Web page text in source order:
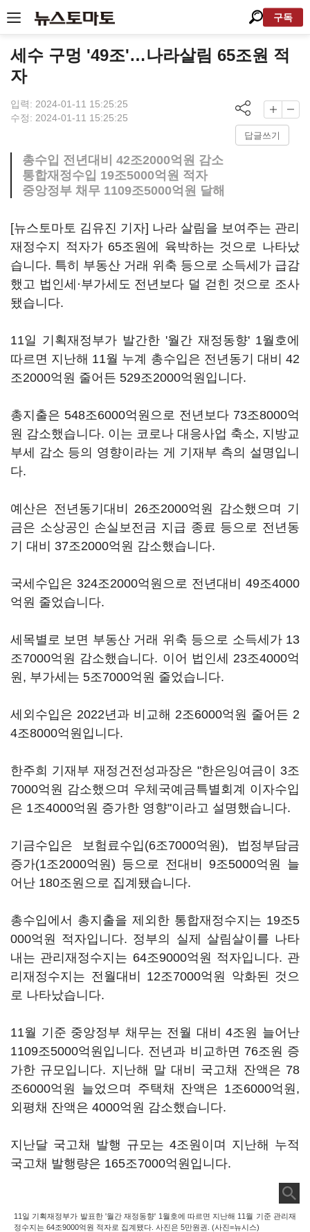
구독
세수 구멍 '49조'…나라살림 65조원 적
자
입력: 2024-01-11 15:25:25
수정: 2024-01-11 15:25:25
답글쓰기
총수입 전년대비 42조2000억원 감소
통합재정수입 19조5000억원 적자
중앙정부 채무 1109조5000억원 달해
[뉴스토마토 김유진 기자] 나라 살림을 보여주는 관리
재정수지 적자가 65조원에 육박하는 것으로 나타났
습니다. 특히 부동산 거래 위축 등으로 소득세가 급감
했고 법인세·부가세도 전년보다 덜 걷힌 것으로 조사
됐습니다.
11일 기획재정부가 발간한 '월간 재정동향' 1월호에
따르면 지난해 11월 누계 총수입은 전년동기 대비 42
조2000억원 줄어든 529조2000억원입니다.
총지출은 548조6000억원으로 전년보다 73조8000억
원 감소했습니다. 이는 코로나 대응사업 축소, 지방교
부세 감소 등의 영향이라는 게 기재부 측의 설명입니
다.
예산은 전년동기대비 26조2000억원 감소했으며 기
금은 소상공인 손실보전금 지급 종료 등으로 전년동
기 대비 37조2000억원 감소했습니다.
국세수입은 324조2000억원으로 전년대비 49조4000
억원 줄었습니다.
세목별로 보면 부동산 거래 위축 등으로 소득세가 13
조7000억원 감소했습니다. 이어 법인세 23조4000억
원, 부가세는 5조7000억원 줄었습니다.
세외수입은 2022년과 비교해 2조6000억원 줄어든 2
4조8000억원입니다.
한주희 기재부 재정건전성과장은 "한은잉여금이 3조
7000억원 감소했으며 우체국예금특별회계 이자수입
은 1조4000억원 증가한 영향"이라고 설명했습니다.
기금수입은 보험료수입(6조7000억원), 법정부담금
증가(1조2000억원) 등으로 전대비 9조5000억원 늘
어난 180조원으로 집계됐습니다.
총수입에서 총지출을 제외한 통합재정수지는 19조5
000억원 적자입니다. 정부의 실제 살림살이를 나타
내는 관리재정수지는 64조9000억원 적자입니다. 관
리재정수지는 전월대비 12조7000억원 악화된 것으
로 나타났습니다.
11월 기준 중앙정부 채무는 전월 대비 4조원 늘어난
1109조5000억원입니다. 전년과 비교하면 76조원 증
가한 규모입니다. 지난해 말 대비 국고채 잔액은 78
조6000억원 늘었으며 주택채 잔액은 1조6000억원,
외평채 잔액은 4000억원 감소했습니다.
지난달 국고채 발행 규모는 4조원이며 지난해 누적
국고채 발행량은 165조7000억원입니다.
11일 기획재정부가 발표한 '월간 재정동향' 1월호에 따르면 지난해 11월 기준 관리재
정수지는 64조9000억원 적자로 집계됐다. 사진은 5만원권. (사진=뉴시스)